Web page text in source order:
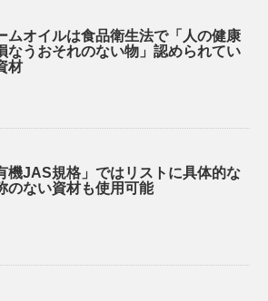
ムオイルは食品衛生法で「人の健康
なうおそれのない物」認められてい
材
機JAS規格」ではリストに具体的な
のない資材も使用可能